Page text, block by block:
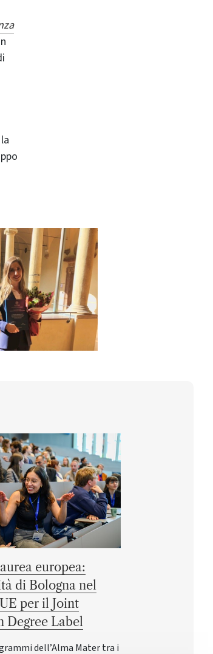
europea:
di Bologna nel
per il Joint
Degree Label
dell’Alma Mater tra i